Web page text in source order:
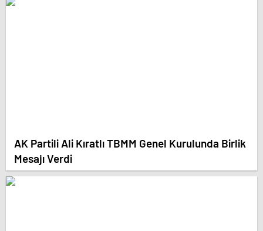
AK Partili Ali Kıratlı TBMM Genel Kurulunda Birlik
Mesajı Verdi